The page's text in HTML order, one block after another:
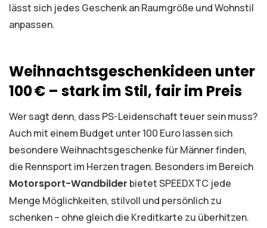
lässt sich jedes Geschenk an Raumgröße und Wohnstil
anpassen.
Weihnachtsgeschenkideen unter
100 € – stark im Stil, fair im Preis
Wer sagt denn, dass PS-Leidenschaft teuer sein muss?
Auch mit einem Budget unter 100 Euro lassen sich
besondere Weihnachtsgeschenke für Männer finden,
die Rennsport im Herzen tragen. Besonders im Bereich
Motorsport-Wandbilder bietet SPEEDXTC jede
Menge Möglichkeiten, stilvoll und persönlich zu
schenken – ohne gleich die Kreditkarte zu überhitzen.